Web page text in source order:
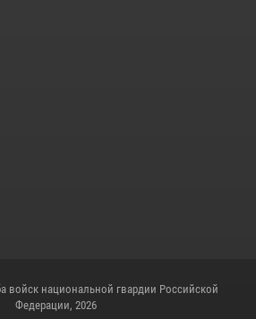
войск национальной гвардии Российской
Федерации, 2026